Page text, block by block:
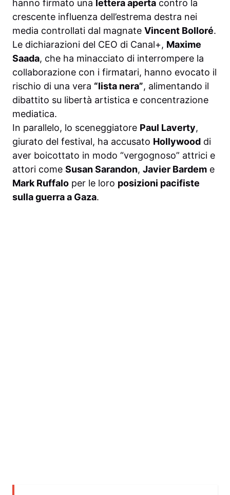
hanno firmato una lettera aperta contro la
crescente influenza dell’estrema destra nei
media controllati dal magnate Vincent Bolloré.
Le dichiarazioni del CEO di Canal+, Maxime
Saada, che ha minacciato di interrompere la
collaborazione con i firmatari, hanno evocato il
rischio di una vera “lista nera”, alimentando il
dibattito su libertà artistica e concentrazione
mediatica.
In parallelo, lo sceneggiatore Paul Laverty,
giurato del festival, ha accusato Hollywood di
aver boicottato in modo “vergognoso” attrici e
attori come Susan Sarandon, Javier Bardem e
Mark Ruffalo per le loro posizioni pacifiste
sulla guerra a Gaza.